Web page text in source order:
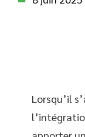
Lorsqu’il